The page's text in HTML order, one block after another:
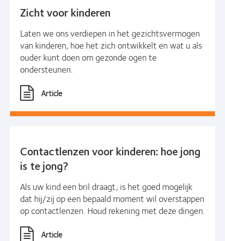
Zicht voor kinderen
Laten we ons verdiepen in het gezichtsvermogen
van kinderen, hoe het zich ontwikkelt en wat u als
ouder kunt doen om gezonde ogen te
ondersteunen.
Article
Contactlenzen voor kinderen: hoe jong
is te jong?
Als uw kind een bril draagt, is het goed mogelijk
dat hij/zij op een bepaald moment wil overstappen
op contactlenzen. Houd rekening met deze dingen.
Article